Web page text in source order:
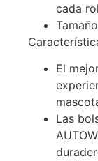
cada
El
Las